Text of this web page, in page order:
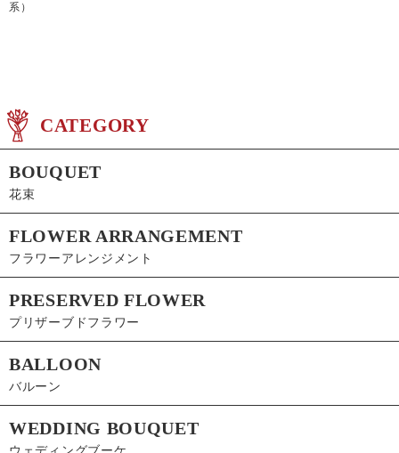
系）
CATEGORY
BOUQUET
花束
FLOWER ARRANGEMENT
フラワーアレンジメント
PRESERVED FLOWER
プリザーブドフラワー
BALLOON
バルーン
WEDDING BOUQUET